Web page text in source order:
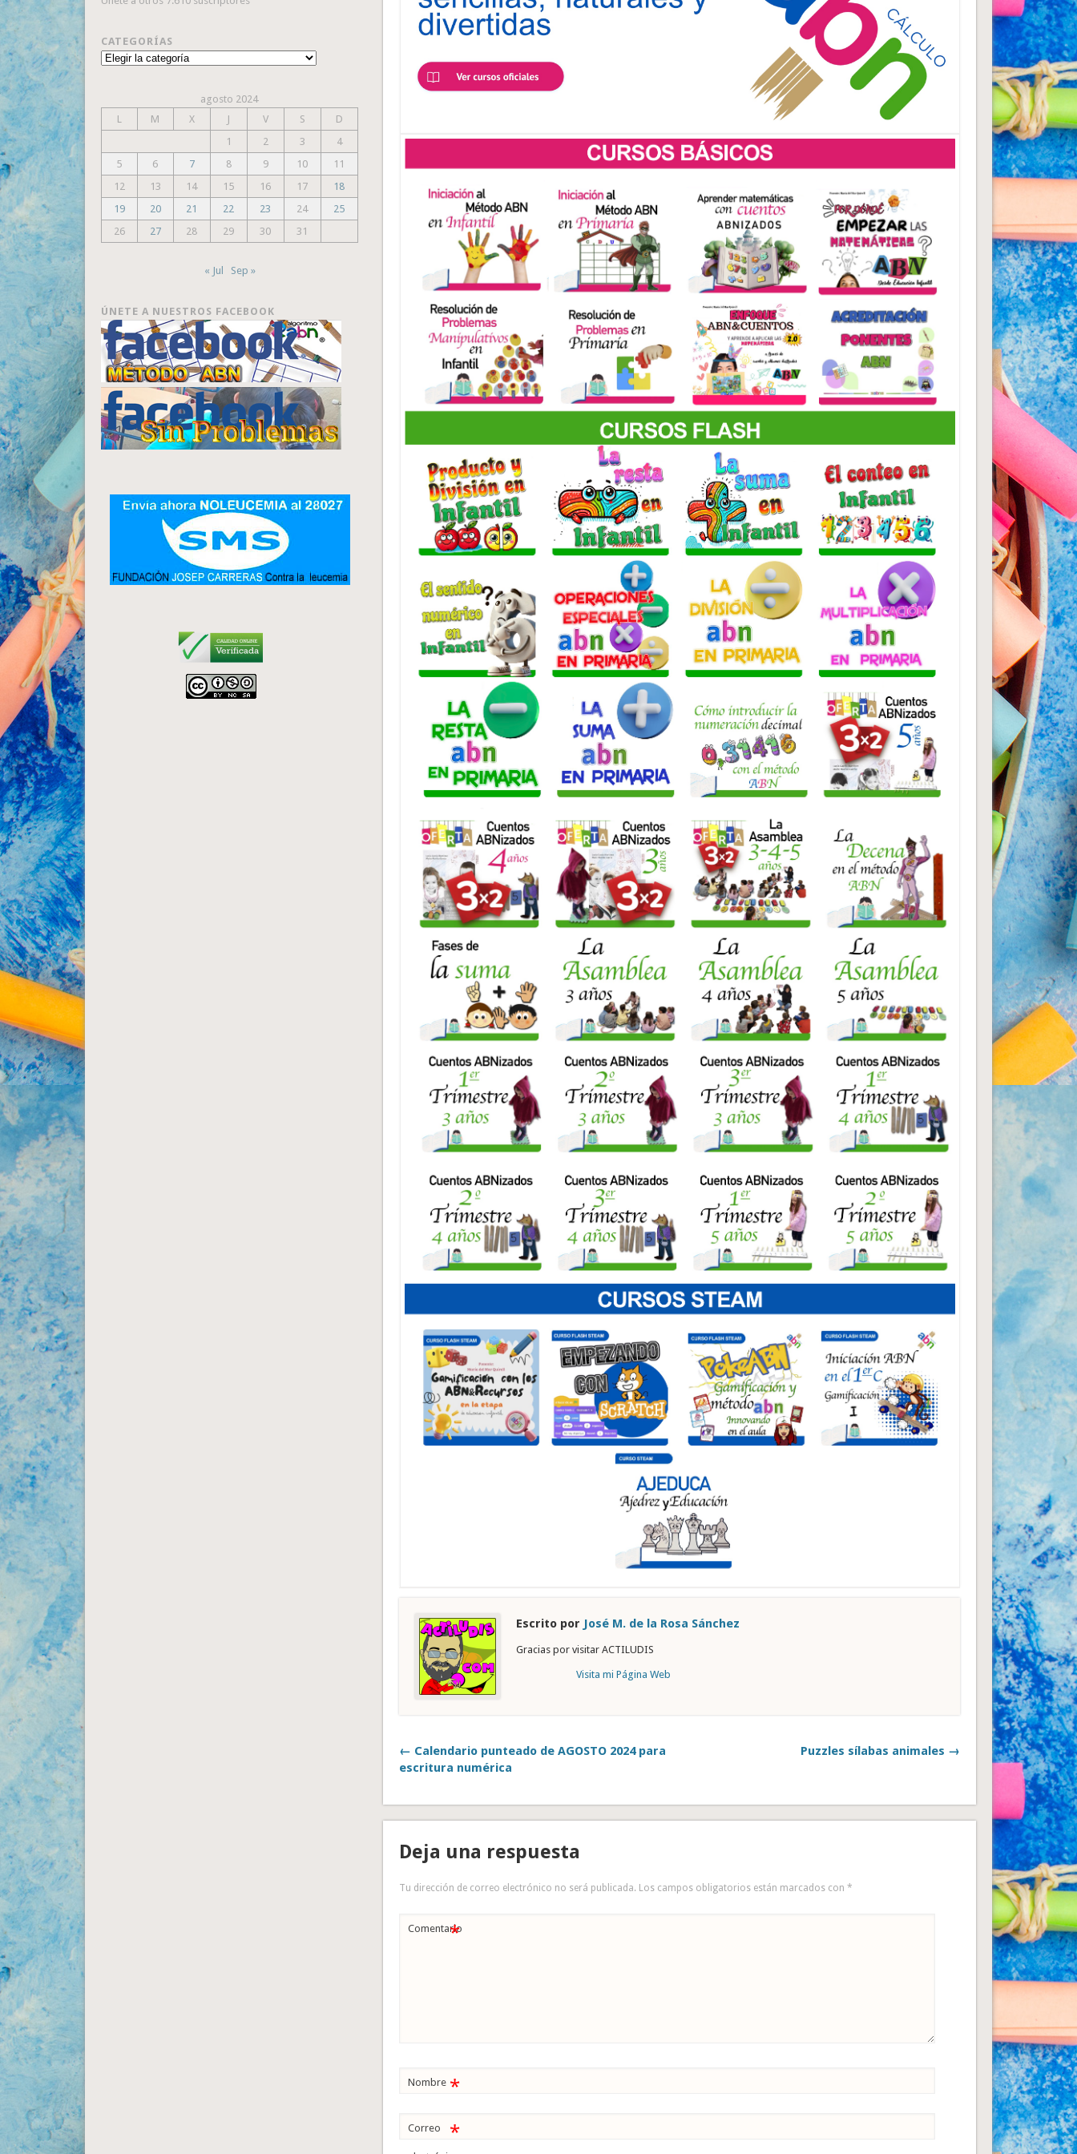
Escrito por José M. de la Rosa Sánchez
Gracias por visitar ACTILUDIS
Visita mi Página Web
← Calendario punteado de AGOSTO 2024 para
escritura numérica
Puzzles sílabas animales →
Deja una respuesta
Tu dirección de correo electrónico no será publicada. Los campos obligatorios están marcados con*
Comentario
*
Nombre *
Correo *
CATEGORÍAS
Categorías
agosto 2024
L
M X J V S
D
1
2 3
4
5
6 7 8 9 10
11
12
13 14 15 16 17
18
19
20 21 22 23 24
25
26
27 28 29 30 31
« Jul Sep »
ÚNETE A NUESTROS FACEBOOK